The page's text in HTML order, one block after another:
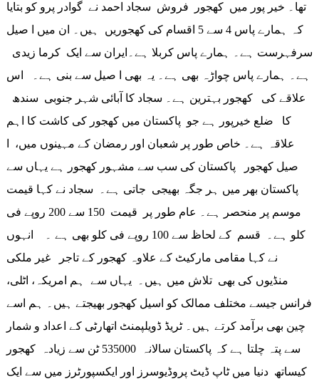
تھا۔ خیر پور میں کھجور فروش سجاد احمد نے گوادر پرو کو بتایا
کہ ہمارے پاس 4 سے 5 اقسام کی کھجوریں ہیں۔ ان میں ا صیل
سرفہرست ہے۔ ہمارے پاس کربلا ہے۔ایران سے ایک کرما زیدی
ہے۔ ہمارے پاس چواڑہ بھی ہے۔ یہ بھی ا صیل سے بنی ہے۔ اس
علاقے کی کھجور بہترین ہے۔ سجاد کا آبائی شہر جنوبی سندھ
کا ضلع خیرپور ہے جو پاکستان میں کھجور کی کاشت کا اہم
علاقہ ہے۔ خاص طور پر شعبان اور رمضان کے مہینوں میں، ا
صیل کھجور پاکستان کی سب سے مشہور کھجور ہے یہاں سے
پاکستان بھر میں ہر جگہ بھیجی جاتی ہے۔ سجاد نے کہا قیمت
موسم پر منحصر ہے۔ عام طور پر قیمت 150 سے 200 روپے فی
کلو ہے۔ قسم کے لحاظ سے 100 روپے فی کلو بھی ہے ۔ انہوں
نے کہا مقامی مارکیٹ کے علاوہ کھجور کے تاجر غیر ملکی
منڈیوں کی بھی تلاش میں ہیں۔ یہاں سے ہم امریکہ، اٹلی،
فرانس جیسے مختلف ممالک کو اسیل کھجور بھیجتے ہیں۔ ہم اسے
چین بھی برآمد کرتے ہیں۔ ٹریڈ ڈویلپمنٹ اتھارٹی کے اعداد و شمار
سے پتہ چلتا ہے کہ پاکستان سالانہ 535000 ٹن سے زیادہ کھجور
کیساتھ دنیا میں ٹاپ ڈیٹ پروڈیوسرز اور ایکسپورٹرز میں سے ایک